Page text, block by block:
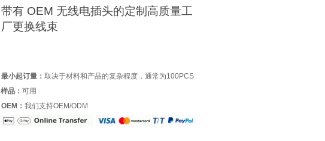
带有 OEM 无线电插头的定制高质量工
厂更换线束
最小起订量： 取决于材料和产品的复杂程度，通常为100PCS
样品：可用
OEM： 我们支持OEM/ODM